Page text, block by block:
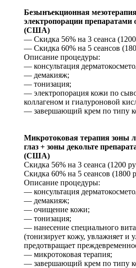
Безынъекционная
электропорации препаратами
(США)
— Скидка 56% на 3 сеанса
— Скидка 60% на 5 сеансов
Описание процедуры:
— консультация
— демакияж;
— тонизация;
— электропорация кожи по
коллагеном и гиалуроновой
— завершающий крем по типу
Микротоковая терапия зоны
глаз + зоны декольте
(США)
Скидка 56% на 3 сеанса (1200
Скидка 60% на 5 сеансов (1800
Описание процедуры:
— консультация
— демакияж;
— очищение кожи;
— тонизация;
— нанесение специального
(тонизирует кожу, увлажняет и
предотвращает
— микротоковая терапия;
— завершающий крем по типу